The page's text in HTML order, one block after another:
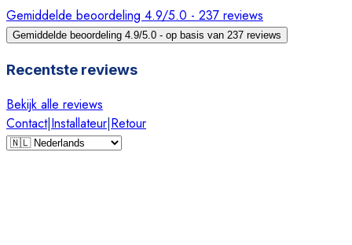
Gemiddelde beoordeling 4.9/5.0 - 237 reviews
Gemiddelde beoordeling 4.9/5.0 - op basis van 237 reviews
Recentste reviews
Bekijk alle reviews
Contact|Installateur|Retour